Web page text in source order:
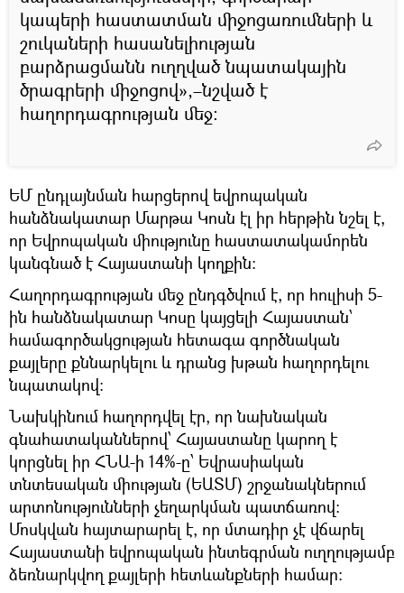
կապերի հաստատման միջոցառումների և
շուկաների հասանելիության
բարձրացմանն ուղղված նպատակային
ծրագրերի միջոցով»,–նշված է
հաղորդագրության մեջ։
ԵՄ ընդլայնման հարցերով եվրոպական
հանձնակատար Մարթա Կոսն էլ իր հերթին նշել է,
որ Եվրոպական միությունը հաստատակամորեն
կանգնած է Հայաստանի կողքին։
Հաղորդագրության մեջ ընդգծվում է, որ հուլիսի 5-
ին հանձնակատար Կոսը կայցելի Հայաստան՝
համագործակցության հետագա գործնական
քայլերը քննարկելու և դրանց խթան հաղորդելու
նպատակով։
Նախկինում հաղորդվել էր, որ նախնական
գնահատականներով՝ Հայաստանը կարող է
կորցնել իր ՀՆԱ-ի 14%-ը՝ Եվրասիական
տնտեսական միության (ԵԱՏՄ) շրջանակներում
արտոնությունների չեղարկման պատճառով։
Մոսկվան հայտարարել է, որ մտադիր չէ վճարել
Հայաստանի եվրոպական ինտեգրման ուղղությամբ
ձեռնարկվող քայլերի հետևանքների համար։